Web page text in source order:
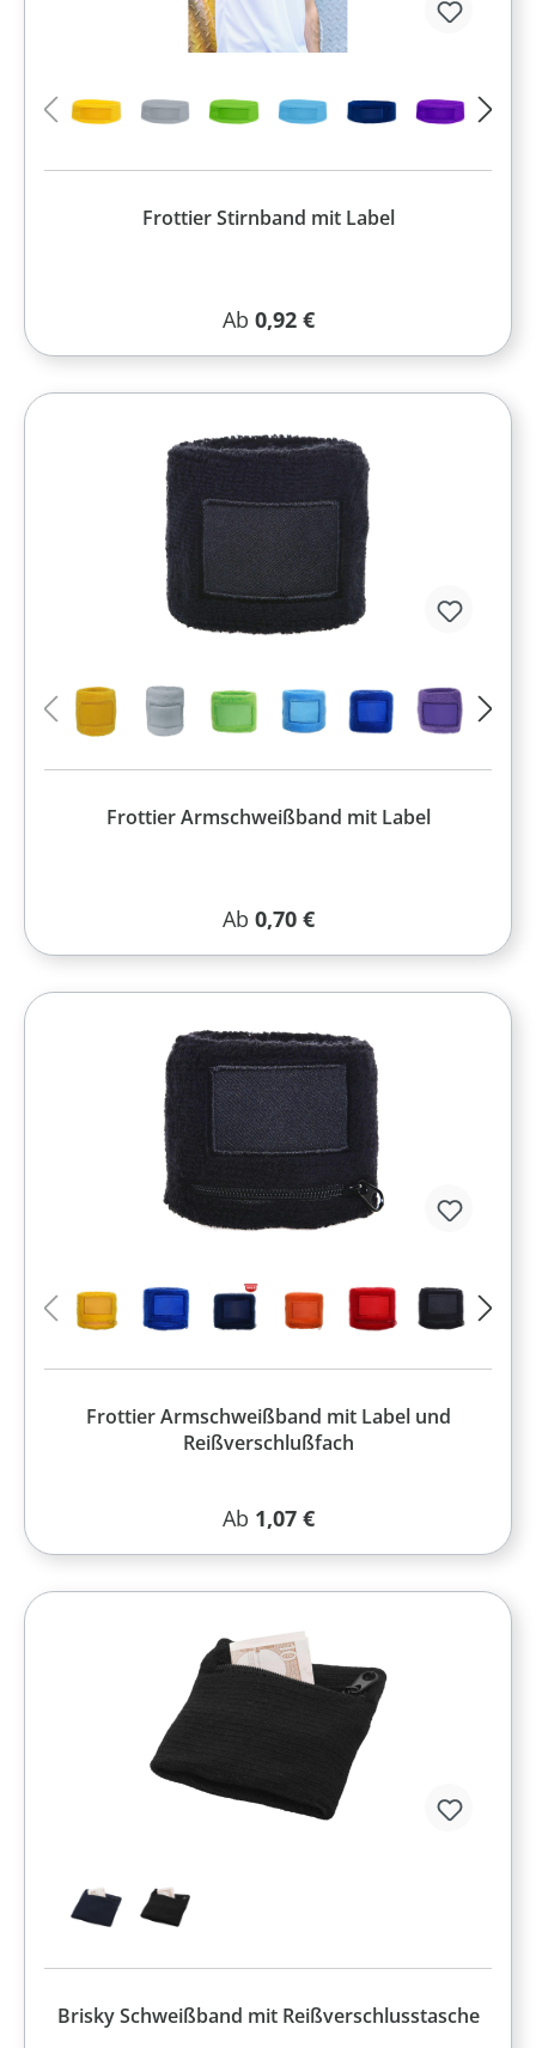
Frottier Stirnband mit Label
Regulärer Preis:
Ab 0,92 €
Frottier Armschweißband mit Label
Regulärer Preis:
Ab 0,70 €
Frottier Armschweißband mit Label und
Reißverschlußfach
Regulärer Preis:
Ab 1,07 €
Brisky Schweißband mit Reißverschlusstasche